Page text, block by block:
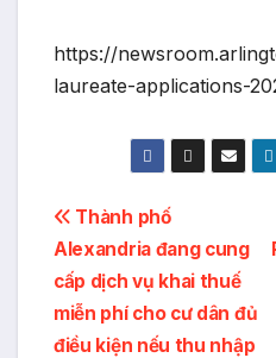
https://
laureate-applications-
Post
navigation
Thành phố
Alexandria đang cung
cấp dịch vụ khai thuế
miễn phí cho cư dân đủ
điều kiện nếu thu nhập